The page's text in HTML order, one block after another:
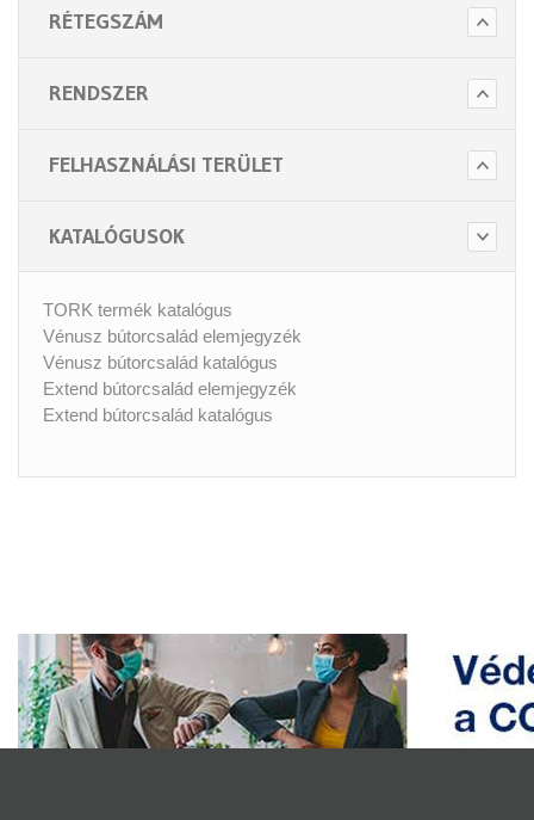
RÉTEGSZÁM
RENDSZER
FELHASZNÁLÁSI TERÜLET
KATALÓGUSOK
TORK termék katalógus
Vénusz bútorcsalád elemjegyzék
Vénusz bútorcsalád katalógus
Extend bútorcsalád elemjegyzék
Extend bútorcsalád katalógus